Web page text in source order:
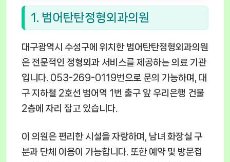
1. 범어탄탄정형외과의원
대구광역시 수성구에 위치한 범어탄탄정형외과의원
은 전문적인 정형외과 서비스를 제공하는 의료 기관
입니다. 053-269-0119번으로 문의 가능하며, 대
구 지하철 2호선 범어역 1번 출구 앞 우리은행 건물
2층에 자리 잡고 있습니다.
이 의원은 편리한 시설을 자랑하며, 남녀 화장실 구
분과 단체 이용이 가능합니다. 또한 예약 및 방문접